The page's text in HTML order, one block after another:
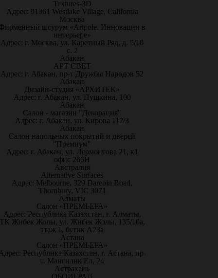
Textures-3D
Адрес: 91361 Westlake Village, California
Москва
шоурум «Artpole. Инновации в
интерьере»
Адрес: г. Москва, ул. Каретный Ряд, д. 5/10
с. 2
Абакан
АРТ СВЕТ
Адрес: г. Абакан, пр-т Дружбы Народов 52
Абакан
Дизайн-студия «АРХИТЕК»
Адрес: г. Абакан, ул. Пушкина, 100
Абакан
Салон - магазин "Декорация"
Адрес: г. Абакан, ул. Кирова 112/3
Абакан
Салон напольных покрытий и дверей
"Премиум"
Адрес: г. Абакан, ул. Лермонтова 21, к1
офис 266Н
Австралия
Alternative Surfaces
Адрес: Melbourne, 329 Darebin Road,
Thornbury, VIC 3071
Алматы
Салон «ПРЕМЬЕРА»
Адрес: Республика Казахстан, г. Алматы,
Жибек Жолы, ул. Жибек Жолы, 135/10а,
этаж 1, бутик А23а
Астана
Салон «ПРЕМЬЕРА»
Республика Казахстан, г. Астана, пр-
т. Мангилик Ел, 24
Астрахань
ОБОИГРАД